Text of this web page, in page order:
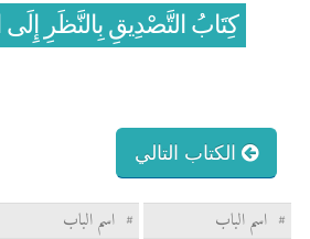
كِتَابُ التَّصْدِيقِ بِالنَّظَرِ
الكتاب التالي
# اسم الباب # اسم الباب